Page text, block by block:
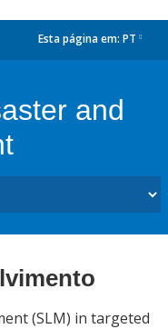
Esta página em: PT
and
(SLM) in targeted